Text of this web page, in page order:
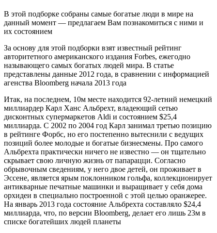
В этой подборке собраны самые богатые люди в мире на
данный момент — предлагаем Вам познакомиться с ними и
их состоянием
За основу для этой подборки взят известный рейтинг
авторитетного американского издания Forbes, ежегодно
называющего самых богатых людей мира. В статье
представлены данные 2012 года, в сравнении с информацией
агенства Bloomberg начала 2013 года
Итак, на последнем, 10м месте находится 92-летний немецкий
миллиардер Карл Ханс Альбрехт, владеющий сетью
дисконтных супермаркетов Aldi и состоянием $25,4
миллиарда. C 2002 по 2004 год Карл занимал третью позицию
в рейтинге Форбс, но его постепенно вытеснили с ведущих
позиций более молодые и богатые бизнесмены. Про самого
Альбрехта практически ничего не известно — он тщательно
скрывает свою личную жизнь от папарацци. Согласно
обрывочным сведениям, у него двое детей, он проживает в
Эссене, является ярым поклонником гольфа, коллекционирует
антикварные печатные машинки и выращивает у себя дома
орхидеи в специально построенной с этой целью оранжерее.
На январь 2013 года состояние Альбрехта составляло $24,4
миллиарда, что, по версии Bloomberg, делает его лишь 23м в
списке богатейших людей планеты